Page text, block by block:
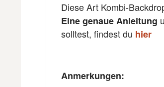
Diese Art Kombi-
Eine genaue Anleitung
solltest, findest du hier
Anmerkungen: